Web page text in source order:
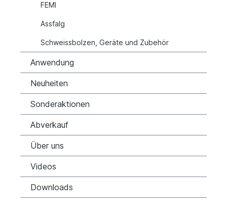
FEMI
Assfalg
Schweissbolzen, Geräte und Zubehör
Anwendung
Neuheiten
Sonderaktionen
Abverkauf
Über uns
Videos
Downloads